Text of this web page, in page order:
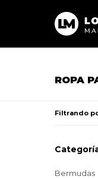
ROPA
Filtrando
Bermudas